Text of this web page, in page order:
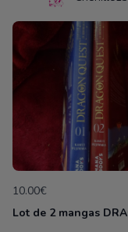
10.00€